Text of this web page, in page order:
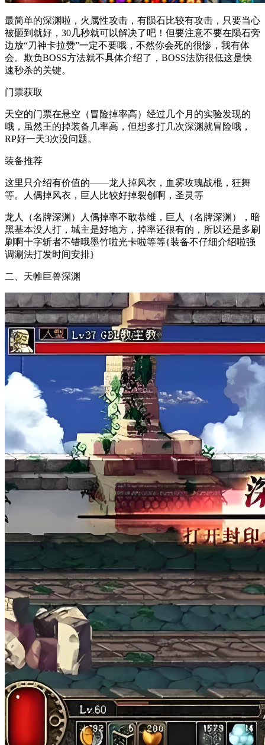
最简单的深渊啦，火属性攻击，有陨石比较有攻击，只要当心
被砸到就好，30几秒就可以解决了吧！但要注意不要在陨石旁
边放“刀神卡拉赞”一定不要哦，不然你会死的很惨，我有体
会。欺负BOSS方法就不具体介绍了，BOSS法防很低这是快
速秒杀的关键。
门票获取
天空的门票在悬空（冒险掉率高）经过几个月的实验发现的
哦，虽然王的掉装备几率高，但想多打几次深渊就冒险哦，
RP好一天3次没问题。
装备推荐
这里只介绍有价值的——龙人掉风衣，血雾玫瑰战棍，狂舞
等。人偶掉风衣，巨人比较好掉裂创啊，圣灵等
龙人（名牌深渊）人偶掉率不敢恭维，巨人（名牌深渊），暗
黑基本没人打，城主是好地方，掉率还很有的，所以还是多刷
刷啊十字斩者不错哦墨竹啦光卡啦等等{装备不仔细介绍啦强
调涮法打发时间安排}
二、天帷巨兽深渊